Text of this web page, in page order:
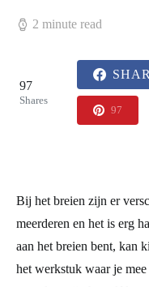
2 minute read
97
Shares
97
Bij het breien zijn er
meerderen en het is erg
aan het breien bent, kan
het werkstuk waar je